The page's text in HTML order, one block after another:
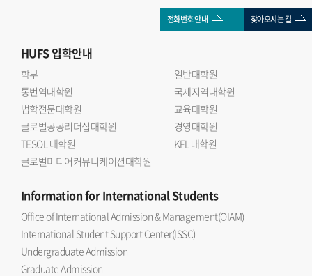
전화번호 안내 찾아오시는 길
HUFS입학안내
학부
일반대학원
통번역대학원
국제지역대학원
법학전문대학원
교육대학원
글로벌공공리더십대학원
경영대학원
TESOL 대학원
KFL 대학원
글로벌미디어커뮤니케이션대학원
Informationfor International Students
Office of International Admission & Management(OIAM)
International Student Support Center(ISSC)
Undergraduate Admission
Graduate Admission